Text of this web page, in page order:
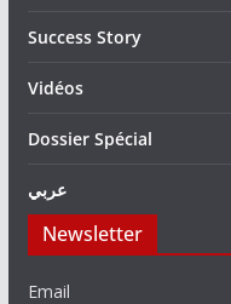
Success Story
Vidéos
Dossier Spécial
عربي
Newsletter
Email